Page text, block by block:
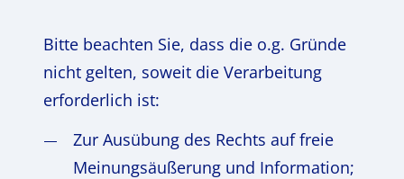
Bitte beachten Sie, dass die o.g. Gründe
nicht gelten, soweit die Verarbeitung
erforderlich ist:
Zur Ausübung des Rechts auf freie
Meinungsäußerung und Information;